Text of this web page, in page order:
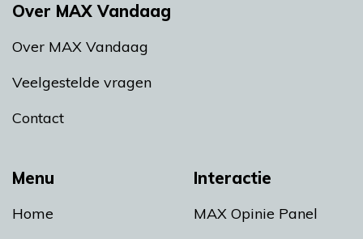
Menu
Home
Interactie
MAX Opinie Panel
Over MAX Vandaag
Over MAX Vandaag
Veelgestelde vragen
Contact